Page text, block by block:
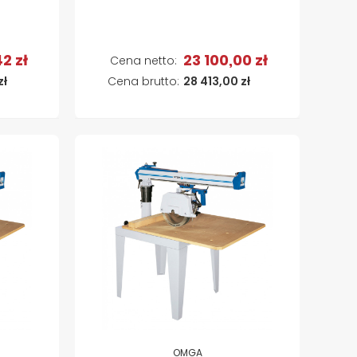
zł
28 413,00 zł
23 100,00 zł
Dodaj do koszyka
OMGA